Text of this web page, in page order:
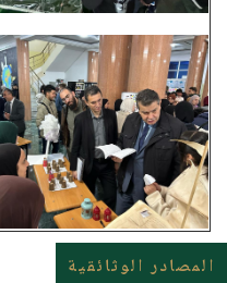
المصادر الوثائقية